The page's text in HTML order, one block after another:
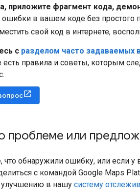
приложите фрагмент кода,
ошибки в вашем коде без
свой код в интернете,
с разделом часто задаваемых
есть правила и советы, которым
проблеме или
что обнаружили ошибку, или
с командой Google Maps
улучшению в нашу систему